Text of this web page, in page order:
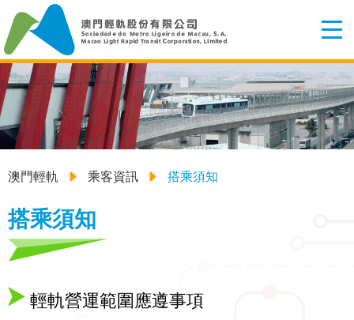
澳門輕軌 乘客資訊 搭乘須知
搭乘須知
輕軌營運範圍應遵事項